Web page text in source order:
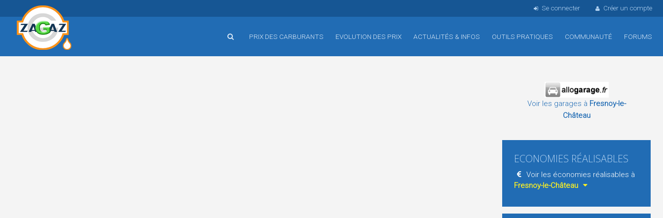
Se connecter Créer un compte
PRIX DES CARBURANTS EVOLUTION DES PRIX ACTUALITÉS & INFOS OUTILS PRATIQUES COMMUNAUTÉ FORUMS
Voir les garages à Fresnoy-le-
Château
ECONOMIES RÉALISABLES
Voir les économies réalisables à
Fresnoy-le-Château